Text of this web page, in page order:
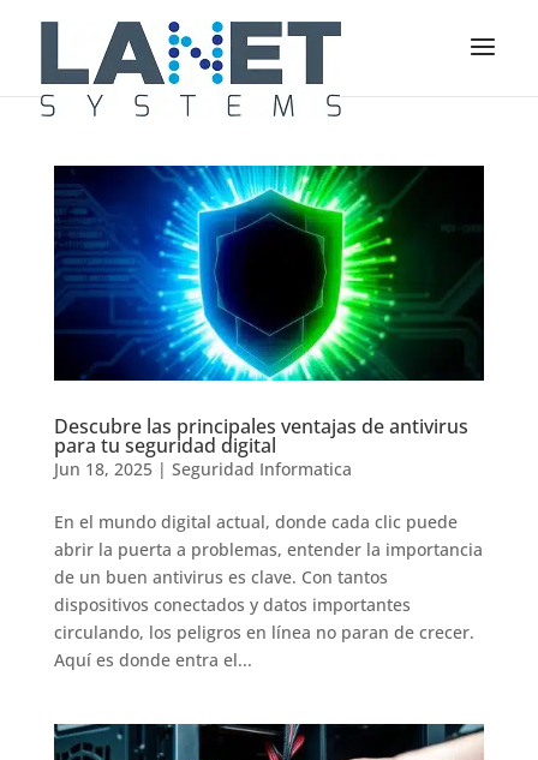
Descubre las principales ventajas de antivirus
para tu seguridad digital
Jun 18, 2025| Seguridad Informatica
En el mundo digital actual, donde cada clic puede
abrir la puerta a problemas, entender la importancia
de un buen antivirus es clave. Con tantos
dispositivos conectados y datos importantes
circulando, los peligros en línea no paran de crecer.
Aquí es donde entra el...